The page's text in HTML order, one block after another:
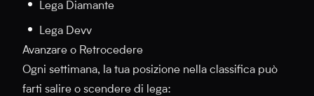
Lega Diamante
Lega Devv
Avanzare o Retrocedere
Ogni settimana, la tua posizione nella classifica può
farti salire o scendere di lega: